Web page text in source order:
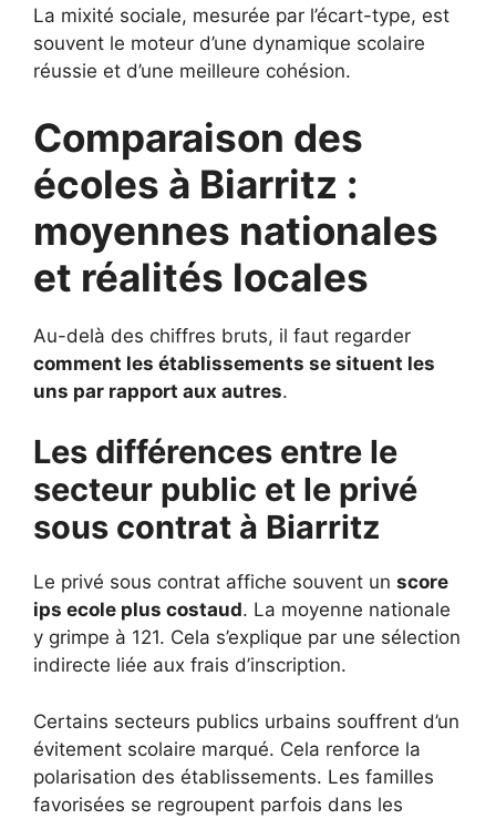
La mixité sociale, mesurée par l’écart-type, est
souvent le moteur d’une dynamique scolaire
réussie et d’une meilleure cohésion.
Comparaison des
écoles à Biarritz :
moyennes nationales
et réalités locales
Au-delà des chiffres bruts, il faut regarder
comment les établissements se situent les
uns par rapport aux autres.
Les différences entre le
secteur public et le privé
sous contrat à Biarritz
Le privé sous contrat affiche souvent un score
ips ecole plus costaud. La moyenne nationale
y grimpe à 121. Cela s’explique par une sélection
indirecte liée aux frais d’inscription.
Certains secteurs publics urbains souffrent d’un
évitement scolaire marqué. Cela renforce la
polarisation des établissements. Les familles
favorisées se regroupent parfois dans les